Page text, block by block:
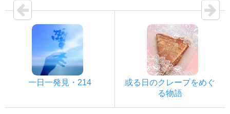
一日一発見・214
或る日のクレープをめぐ
る物語